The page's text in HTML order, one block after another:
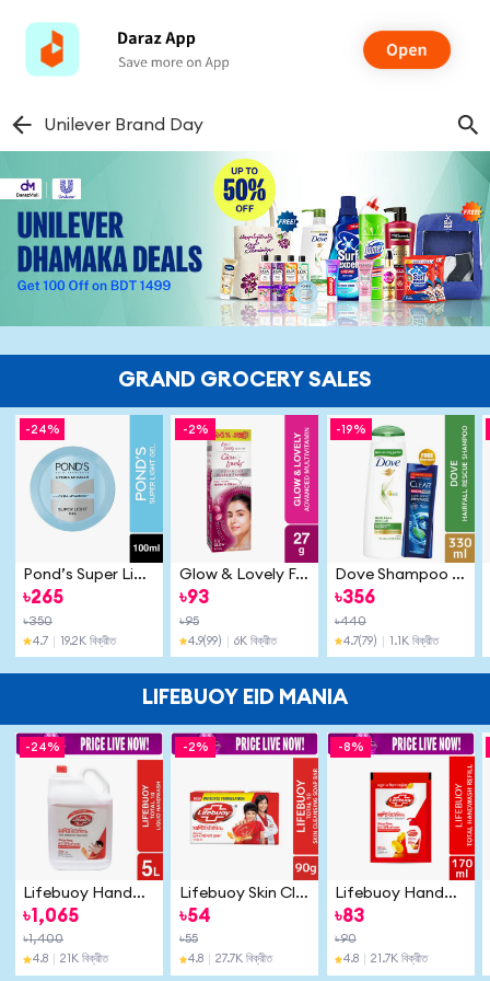
Unilever Brand Day
GRAND GROCERY SALES
-24%
Pond’s Super Light Gel Moisturiser 100ml
৳265
৳350
4.7｜ 19.2K বিক্রীত
-2%
Glow & Lovely Face Cream Advanced Multivitamin 27g
৳93
৳95
4.9(99) 6K বিক্রীত
-19%
Dove Shampoo Hairfall Rescue 330ml (Shampoo Free)
৳356
৳440
4.7(79) 1.1K বিক্রীত
LIFEBUOY EID MANIA
-24%
Lifebuoy Handwash (Soap) Total 5L
৳1,065
৳1,400
4.8｜ 21K বিক্রীত
-2%
Lifebuoy Skin Cleansing Soap Bar Total 90g
৳54
৳55
4.8｜ 27.7K বিক্রীত
-8%
Lifebuoy Handwash (Soap) Total Refill 170ml
৳83
৳90
4.8 ｜21.7K বিক্রীত